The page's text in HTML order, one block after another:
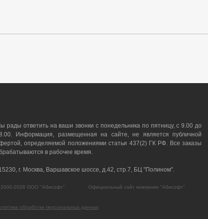
рады ответить на ваши звонки с понедельника по пятницу, с 9.00 до
Информация, размещенная на сайте, не является публичной
определяемой положениями статьи 437(2) ГК РФ. Все заказы
в рабочее время.
г. Москва, Варшавское шоссе, д.42, стр.7, БЦ "Полином".
2026 ООО "Абисофт" Официальный сайт компании "Абисофт"
обработки персональных данных